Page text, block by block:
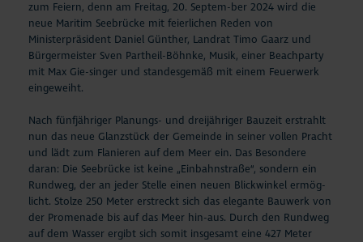
zum Feiern, denn am Freitag, 20. Septem-ber 2024 wird die
neue Maritim Seebrücke mit feierlichen Reden von
Ministerpräsident Daniel Günther, Landrat Timo Gaarz und
Bürgermeister Sven Partheil-Böhnke, Musik, einer Beachparty
mit Max Gie-singer und standesgemäß mit einem Feuerwerk
eingeweiht.
Nach fünfjähriger Planungs- und dreijähriger Bauzeit erstrahlt
nun das neue Glanzstück der Gemeinde in seiner vollen Pracht
und lädt zum Flanieren auf dem Meer ein. Das Besondere
daran: Die Seebrücke ist keine „Einbahnstraße“, sondern ein
Rundweg, der an jeder Stelle einen neuen Blickwinkel ermög-
licht. Stolze 250 Meter erstreckt sich das elegante Bauwerk von
der Promenade bis auf das Meer hin-aus. Durch den Rundweg
auf dem Wasser ergibt sich somit insgesamt eine 427 Meter